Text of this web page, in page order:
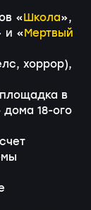
«Школа»,
и «Мертвый
хоррор),
в
18-ого